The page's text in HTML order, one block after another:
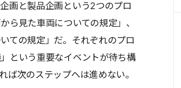
画と製品企画という2つのプロ
ら見た車両についての規定」、
ての規定」だ。それぞれのプロ
という重要なイベントが待ち構
ば次のステップへは進めない。